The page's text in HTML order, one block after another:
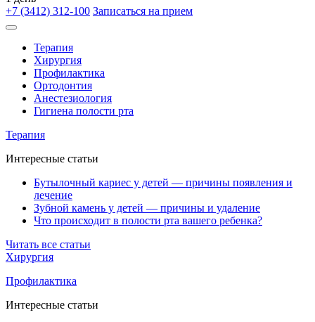
+7 (3412) 312-100 Записаться на прием
Терапия
Хирургия
Профилактика
Ортодонтия
Анестезиология
Гигиена полости рта
Терапия
Интересные статьи
Бутылочный кариес у детей — причины появления и
лечение
Зубной камень у детей — причины и удаление
Что происходит в полости рта вашего ребенка?
Читать все статьи
Хирургия
Профилактика
Интересные статьи